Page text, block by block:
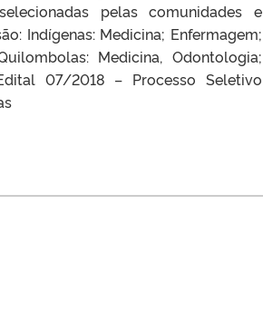
pelas comunidades e
Indígenas: Medicina; Enfermagem;
Medicina, Odontologia;
07/2018 – Processo Seletivo